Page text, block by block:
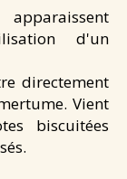
d'un
directement
Vient
biscuitées